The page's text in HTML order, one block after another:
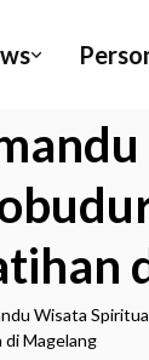
Wisata
di Magelang